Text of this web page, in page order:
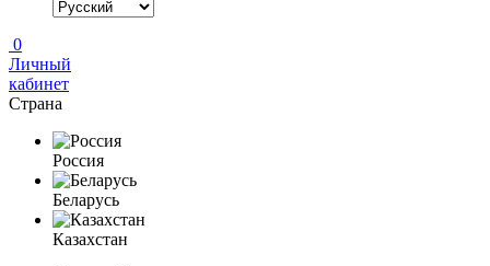
0
Личный
кабинет
Страна
Россия
Беларусь
Казахстан